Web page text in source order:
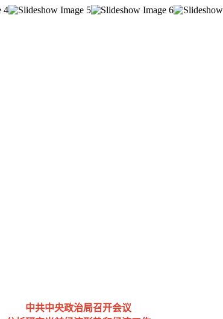
中共中央政治局召开会议